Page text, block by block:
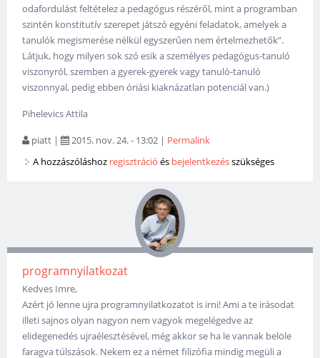
odafordulást feltételez a pedagógus részéről, mint a programban
szintén konstitutív szerepet játszó egyéni feladatok, amelyek a
tanulók megismerése nélkül egyszerűen nem értelmezhetők”.
Látjuk, hogy milyen sok szó esik a személyes pedagógus-tanuló
viszonyról, szemben a gyerek-gyerek vagy tanuló-tanuló
viszonnyal, pedig ebben óriási kiaknázatlan potenciál van.)
Pihelevics Attila
piatt | 2015. nov. 24. - 13:02 | Permalink
A hozzászóláshoz regisztráció és bejelentkezésszükséges
programnyilatkozat
Kedves Imre,
Azért jó lenne ujra programnyilatkozatot is irni! Ami a te irásodat
illeti sajnos olyan nagyon nem vagyok megelégedve az
elidegenedés ujraélesztésével, még akkor se ha le vannak belöle
faragva túlszások. Nekem ez a német filizófia mindig megüli a